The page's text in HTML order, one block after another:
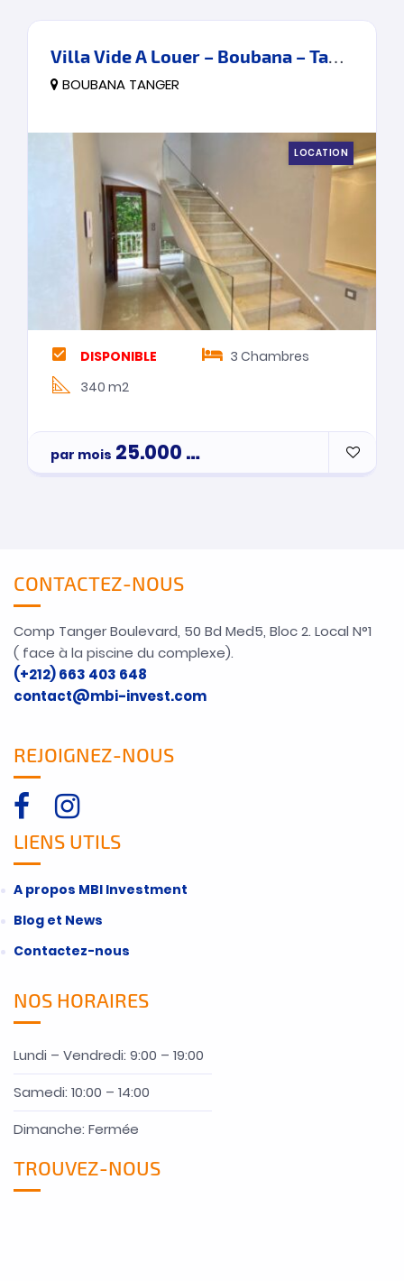
Villa Vide A Louer – Boubana – Tanger
BOUBANA TANGER
LOCATION
DISPONIBLE 3 Chambres
340 m2
par mois 25.000Dh
CONTACTEZ-NOUS
Comp Tanger Boulevard, 50 Bd Med5, Bloc 2. Local N°1
( face à la piscine du complexe).
(+212) 663 403 648
contact@mbi-invest.com
REJOIGNEZ-NOUS
LIENS UTILS
A propos MBI Investment
Blog et News
Contactez-nous
NOS HORAIRES
Lundi – Vendredi: 9:00 – 19:00
Samedi: 10:00 – 14:00
Dimanche: Fermée
TROUVEZ-NOUS